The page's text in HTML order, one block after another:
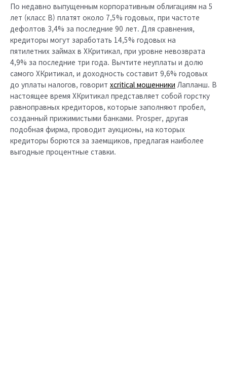
По недавно выпущенным корпоративным облигациям на 5
лет (класс B) платят около 7,5% годовых, при частоте
дефолтов 3,4% за последние 90 лет. Для сравнения,
кредиторы могут заработать 14,5% годовых на
пятилетних займах в ХКритикал, при уровне невозврата
4,9% за последние три года. Вычтите неуплаты и долю
самого ХКритикал, и доходность составит 9,6% годовых
до уплаты налогов, говорит xcritical мошенники Лапланш. В
настоящее время ХКритикал представляет собой горстку
равноправных кредиторов, которые заполняют пробел,
созданный прижимистыми банками. Prosper, другая
подобная фирма, проводит аукционы, на которых
кредиторы борются за заемщиков, предлагая наиболее
выгодные процентные ставки.